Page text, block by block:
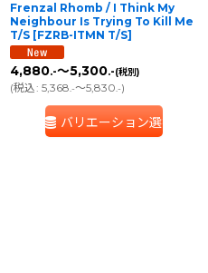
Frenzal Rhomb / I Think My
Neighbour Is Trying To Kill Me
T/S [FZRB-ITMN T/S]
4,880.-～5,300.-(税別)
(税込: 5,368.-～5,830.-)
バリエーション選択